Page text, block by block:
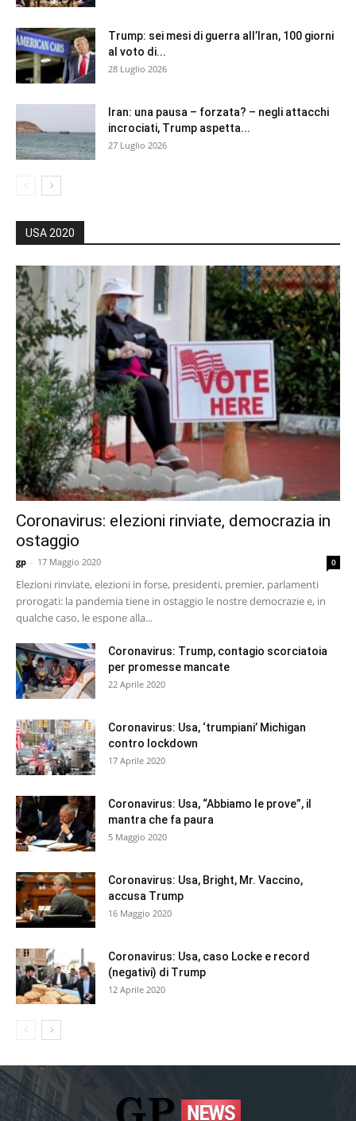
Trump: sei mesi di guerra all’Iran, 100 giorni
al voto di...
28 Luglio 2026
Iran: una pausa – forzata? – negli attacchi
incrociati, Trump aspetta...
27 Luglio 2026
USA 2020
Coronavirus: elezioni rinviate, democrazia in
ostaggio
gp - 17 Maggio 2020 0
Elezioni rinviate, elezioni in forse, presidenti, premier, parlamenti
prorogati: la pandemia tiene in ostaggio le nostre democrazie e, in
qualche caso, le espone alla...
Coronavirus: Trump, contagio scorciatoia
per promesse mancate
22 Aprile 2020
Coronavirus: Usa, ‘trumpiani’ Michigan
contro lockdown
17 Aprile 2020
Coronavirus: Usa, “Abbiamo le prove”, il
mantra che fa paura
5 Maggio 2020
Coronavirus: Usa, Bright, Mr. Vaccino,
accusa Trump
16 Maggio 2020
Coronavirus: Usa, caso Locke e record
(negativi) di Trump
12 Aprile 2020